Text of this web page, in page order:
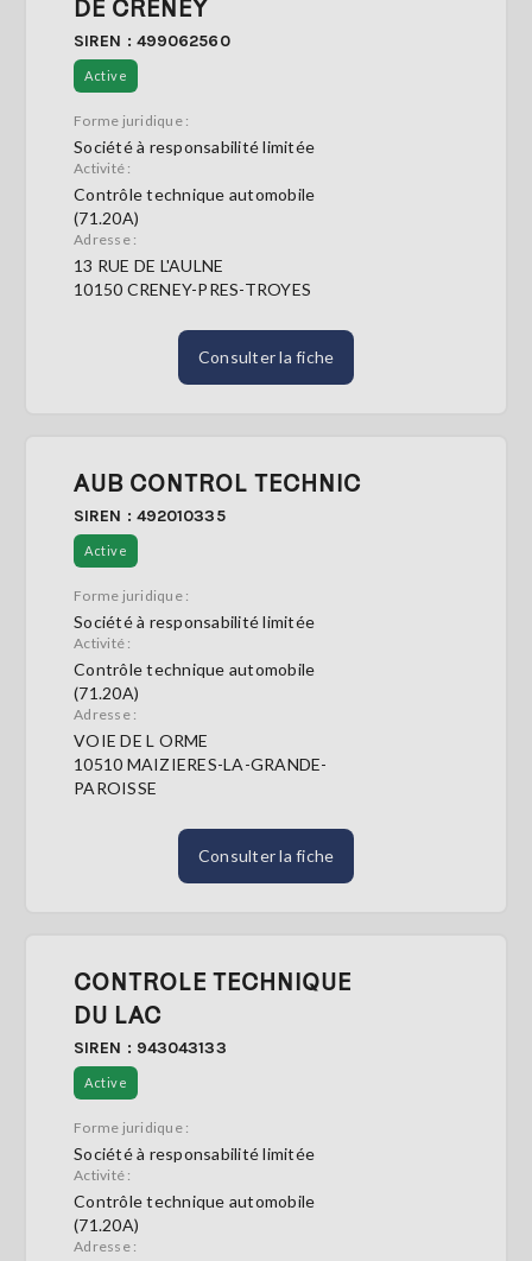
DE CRENEY
SIREN : 499062560
Active
Forme juridique :
Société à responsabilité limitée
Activité :
Contrôle technique automobile
(71.20A)
Adresse :
13 RUE DE L'AULNE
10150 CRENEY-PRES-TROYES
Consulter la fiche
AUB CONTROL TECHNIC
SIREN : 492010335
Active
Forme juridique :
Société à responsabilité limitée
Activité :
Contrôle technique automobile
(71.20A)
Adresse :
VOIE DE L ORME
10510 MAIZIERES-LA-GRANDE-
PAROISSE
Consulter la fiche
CONTROLE TECHNIQUE
DU LAC
SIREN : 943043133
Active
Forme juridique :
Société à responsabilité limitée
Activité :
Contrôle technique automobile
(71.20A)
Adresse :